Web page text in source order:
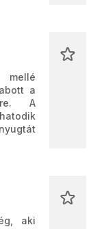
mellé
a
A
aki